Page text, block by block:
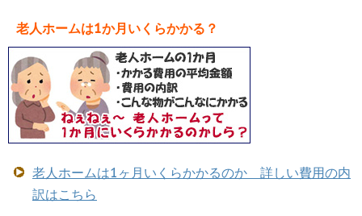
老人ホームは1か月いくらかかる？
老人ホームは1ヶ月いくらかかるのか 詳しい費用の内
訳はこちら